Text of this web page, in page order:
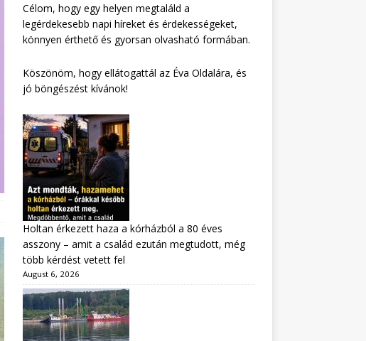
Célom, hogy egy helyen megtaláld a
legérdekesebb napi híreket és érdekességeket,
könnyen érthető és gyorsan olvasható formában.
Köszönöm, hogy ellátogattál az Éva Oldalára, és
jó böngészést kívánok!
Holtan érkezett haza a kórházból a 80 éves
asszony – amit a család ezután megtudott, még
több kérdést vetett fel
August 6, 2026